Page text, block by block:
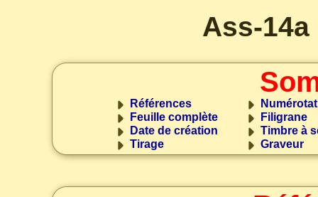
Ass-
Références
Feuille complète
Date de création
Tirage
Filigrane
Timbre à
Graveur